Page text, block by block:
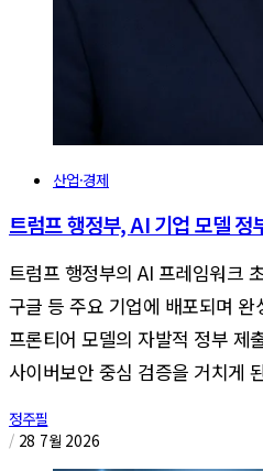
산업·경제
트럼프 행정부, AI 기업 모델 정
트럼프 행정부의 AI 프레임워
구글 등 주요 기업에 배포되며
프론티어 모델의 자발적 정부 제
사이버보안 중심 검증을 거치게
정주필
/ 28 7월 2026